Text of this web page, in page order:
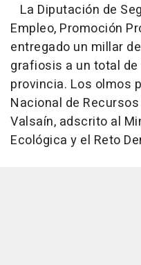
La Diputación de
Empleo, Promoción
entregado un millar
grafiosis a un total
provincia. Los olmos
Nacional de
Valsaín, adscrito al
Ecológica y el Reto